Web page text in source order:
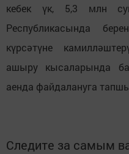
кебек үк, 5,3 млн
Республикасында
күрсәтүне
ашыру кысаларында
аенда файдалануга
Следите за самым